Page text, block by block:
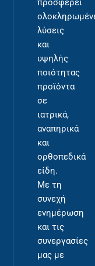
προσφέρει
λύσεις
και
υψηλής
ποιότητας
προϊόντα
σε
ιατρικά,
αναπηρικά
και
ορθοπεδικά
είδη.
Με τη
συνεχή
ενημέρωση
και τις
συνεργασίες
μας με